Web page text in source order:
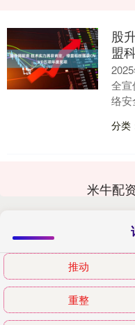
股
盟
全宣
络安
安
际会
分类
米牛配
推动
重整